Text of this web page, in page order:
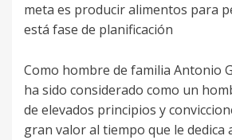
meta es producir alimentos para
está fase de planificación
Como hombre de familia Antonio
ha sido considerado como un
de elevados principios y
gran valor al tiempo que le dedica